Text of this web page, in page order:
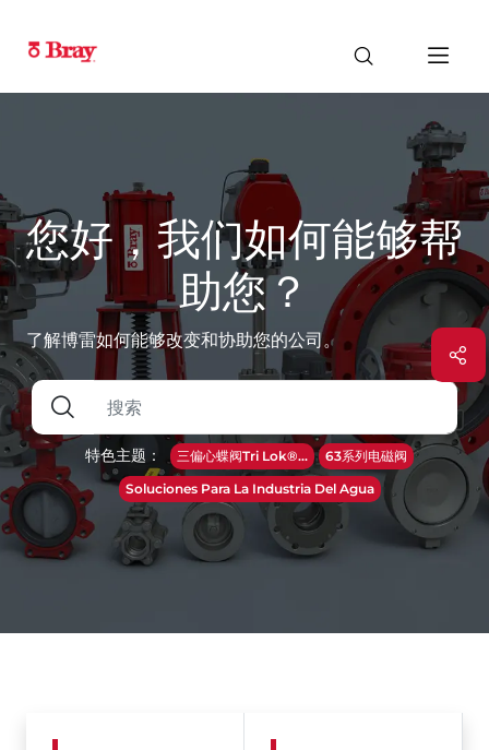
您好，我们如何能够帮
助您？
了解博雷如何能够改变和协助您的公司。
特色主题： 三偏心蝶阀Tri Lok®...
63系列电磁阀
Soluciones Para La Industria Del Agua